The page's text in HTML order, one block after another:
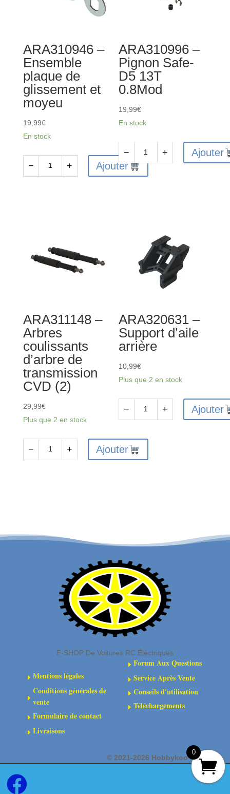
ARA310946 –
Ensemble
plaque de
glissement et
moyeu
19,99€
En stock
glissement
− + Ajouter
ARA310996 –
Pignon Safe-
D5 13T
0.8Mod
19,99€
En stock
de
0.8Mod
− + Ajouter
ARA311148 –
Arbres
coulissants
d’arbre de
transmission
CVD (2)
29,99€
Plus que 2 en stock
d'arbre
− + Ajouter
ARA320631 –
Support d’aile
arrière
10,99€
Plus que 2 en stock
ARA320631
-
− + Ajouter
E-SHOP De Voitures RC Éléctriques
EMentions légales
E
Conditions générales de
vente
EFormulaire de contact
ELivraisons
E Forum Aux Questions
E Service Après Vente
E Conseils d'utilisation
E Téléchargements
©2021-2026 Hobbykoo

0